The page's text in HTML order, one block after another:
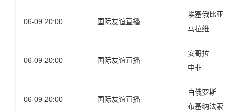
06-09 20:00 国际友谊直播
埃塞俄比亚
马拉维
06-09 20:00 国际友谊直播
安哥拉
中非
06-09 20:00 国际友谊直播
白俄罗斯
布基纳法索